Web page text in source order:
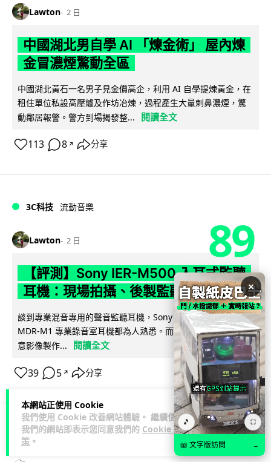
本網站正使用 Cookie
我們使用 Cookie 改善網站體驗。 繼續使用
我們的網站即表示您同意我們的 Cookie 政
策 。
Lawton 2 日
中國湖北男自學 AI 「煉金術」 屋內煉
金冒濃煙驚動全區
中國湖北黃石一名男子見金價高企，利用 AI 自學提煉黃金，在
租住單位私設高壓爐及作坊冶煉，過程產生大量刺鼻濃煙，驚
動鄰居報警。警方到場揭發整...
閱讀全文
113 8 ↗ 分享
3C科技 流動音樂
Lawton 2 日 89
【評測】Sony IER-M500 入耳式監聽
耳機：現場拍攝、後製監聽與人聲利器
談到專業混音專用的聲音監聽耳機，Sony 經典 MDR-7506 到
MDR-M1 專業錄音室耳機都為人熟悉。而現在舞台製作者與創
意影像製作...
閱讀全文
39 5 ↗ 分享
科技娛樂 遊戲情報
×
🎵 ⛶
📖 文字版訪問 →